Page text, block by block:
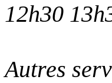
12h30
Autres